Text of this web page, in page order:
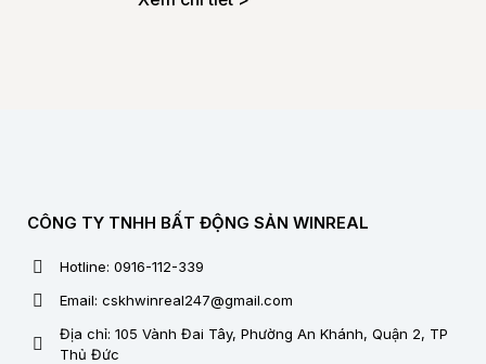
lượng hoàn thiện giao nhà
và Căn hộ áp mái
Gia tăng giá trị theo thời gian với
CÔNG TY TNHH BẤT ĐỘNG SẢN WINREAL
Hotline: 0916-112-339
Email: cskhwinreal247@gmail.com
Địa chỉ: 105 Vành Đai Tây, Phường An Khánh, Quận 2, TP
Thủ Đức